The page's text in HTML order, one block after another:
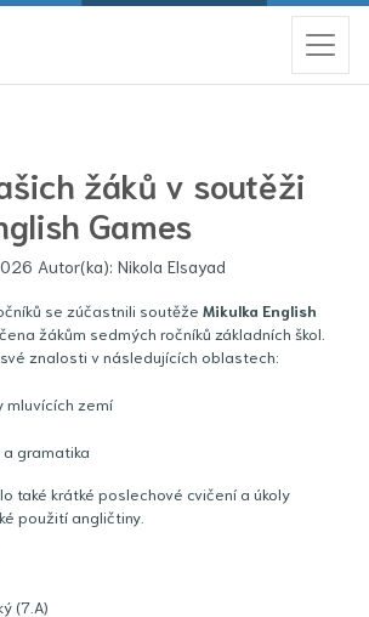
žáků v soutěži
Games
Autor(ka): Nikola Elsayad
se zúčastnili soutěže Mikulka English
žákům sedmých ročníků základních škol.
znalosti v následujících oblastech:
mluvících zemí
gramatika
také krátké poslechové cvičení a úkoly
použití angličtiny.
(7.A)